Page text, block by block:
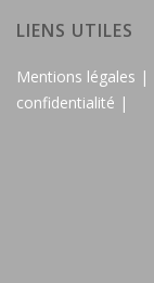
LIENS UTILES
Mentions légales |
confidentialité |